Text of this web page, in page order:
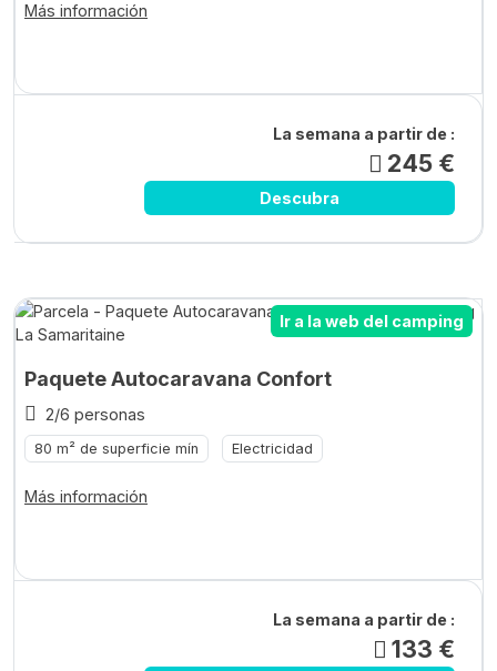
Más información
La semana a partir de :
245 €
Descubra
Ir a la web del camping
Paquete Autocaravana Confort
2/6 personas
80 m² de superficie mín Electricidad
Más información
La semana a partir de :
133 €